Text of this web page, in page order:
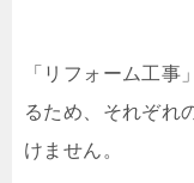
「リフォーム工事
るため、それぞれ
けません。